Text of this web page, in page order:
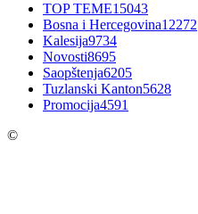
TOP TEME15043
Bosna i Hercegovina12272
Kalesija9734
Novosti8695
Saopštenja6205
Tuzlanski Kanton5628
Promocija4591
©